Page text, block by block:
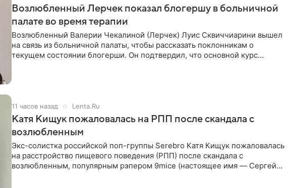
Возлюбленный Лерчек показал блогершу в больничной
палате во время терапии
Возлюбленный Валерии Чекалиной (Лерчек) Луис Сквиччиарини вышел
на связь из больничной палаты, чтобы рассказать поклонникам о
текущем состоянии блогерши. Он подтвердил, что основной курс
11 часов назад Lenta.Ru
Катя Кищук пожаловалась на РПП после скандала с
возлюбленным
Экс-солистка российской поп-группы Serebro Катя Кищук пожаловалась
на расстройство пищевого поведения (РПП) после скандала с
возлюбленным, популярным рэпером 9mice (настоящее имя — Сергей